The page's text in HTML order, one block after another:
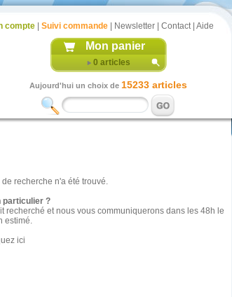
compte| Suivi commande| Newsletter| Contact| Aide
Mon panier
0 articles
Aujourd'hui un choix de 15233 articles
recherche n'a été trouvé.
particulier ?
et nous vous communiquerons dans les 48h le
estimé.
ici